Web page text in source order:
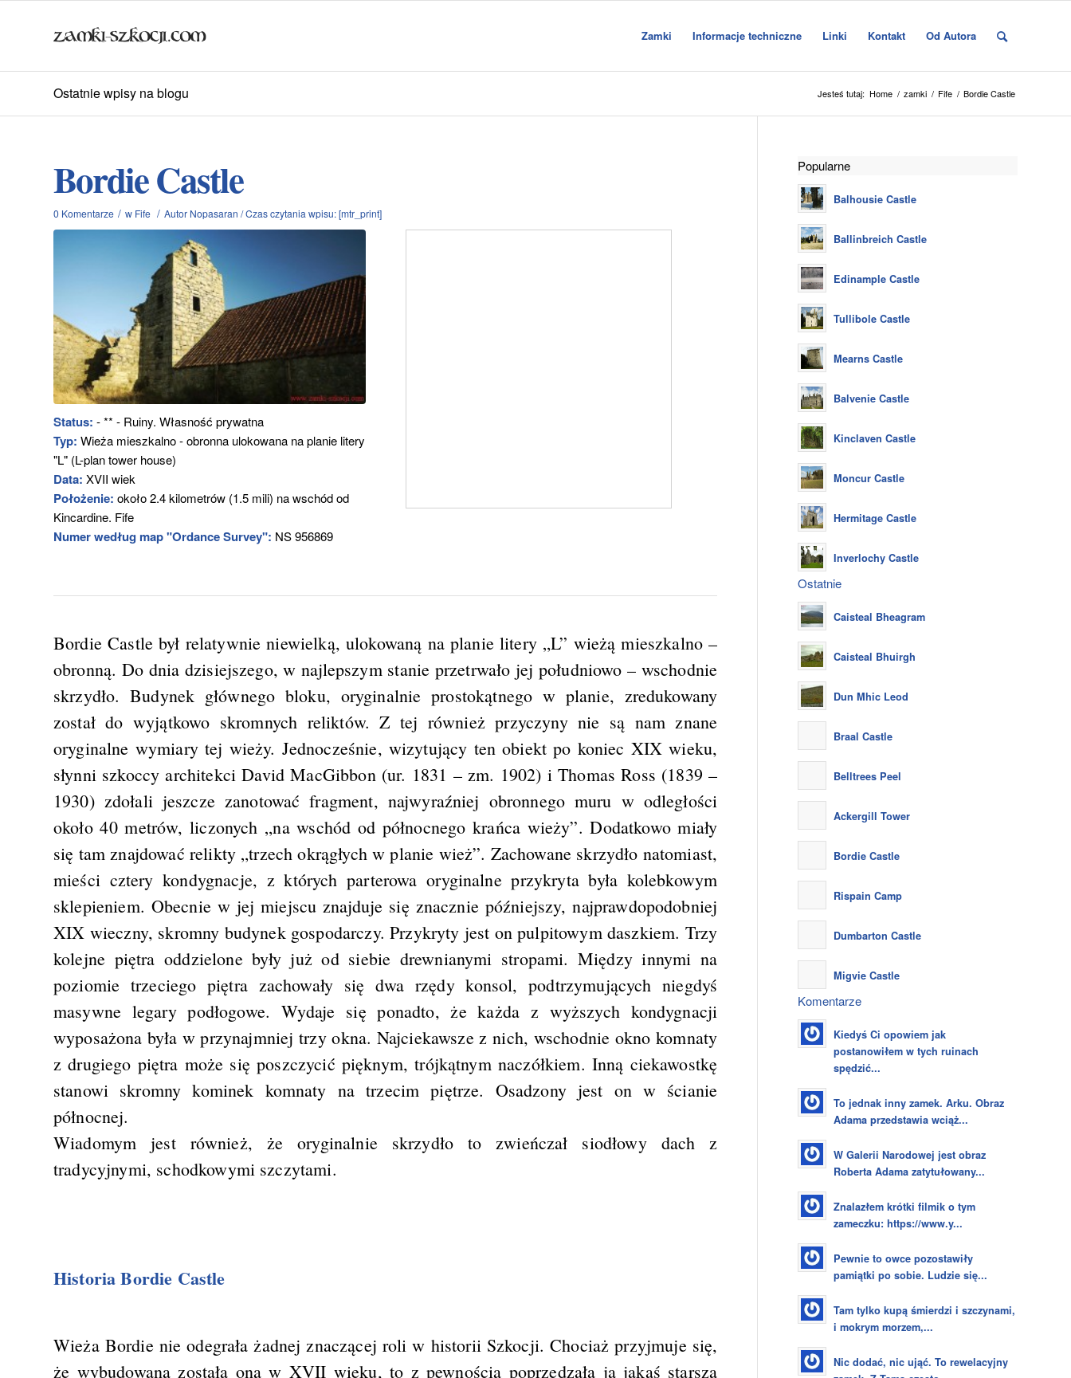
Zamki Informacje techniczne Linki Kontakt Od Autora
Ostatnie wpisy na blogu Jesteś tutaj: Home / zamki / Fife / Bordie Castle
Bordie Castle
0 Komentarze / w Fife / Autor Nopasaran /Czas czytania wpisu: [mtr_print]
Status: - ** - Ruiny. Własność prywatna
Typ: Wieża mieszkalno - obronna ulokowana na planie litery
"L" (L-plan tower house)
Data: XVII wiek
Położenie: około 2.4 kilometrów (1.5 mili) na wschód od
Kincardine. Fife
Numer według map "Ordance Survey": NS 956869
Bordie Castle był relatywnie niewielką, ulokowaną na planie litery „L” wieżą mieszkalno –
obronną. Do dnia dzisiejszego, w najlepszym stanie przetrwało jej południowo – wschodnie
skrzydło. Budynek głównego bloku, oryginalnie prostokątnego w planie, zredukowany
został do wyjątkowo skromnych reliktów. Z tej również przyczyny nie są nam znane
oryginalne wymiary tej wieży. Jednocześnie, wizytujący ten obiekt po koniec XIX wieku,
słynni szkoccy architekci David MacGibbon (ur. 1831 – zm. 1902) i Thomas Ross (1839 –
1930) zdołali jeszcze zanotować fragment, najwyraźniej obronnego muru w odległości
około 40 metrów, liczonych „na wschód od północnego krańca wieży”. Dodatkowo miały
się tam znajdować relikty „trzech okrągłych w planie wież”. Zachowane skrzydło natomiast,
mieści cztery kondygnacje, z których parterowa oryginalne przykryta była kolebkowym
sklepieniem. Obecnie w jej miejscu znajduje się znacznie późniejszy, najprawdopodobniej
XIX wieczny, skromny budynek gospodarczy. Przykryty jest on pulpitowym daszkiem. Trzy
kolejne piętra oddzielone były już od siebie drewnianymi stropami. Między innymi na
poziomie trzeciego piętra zachowały się dwa rzędy konsol, podtrzymujących niegdyś
masywne legary podłogowe. Wydaje się ponadto, że każda z wyższych kondygnacji
wyposażona była w przynajmniej trzy okna. Najciekawsze z nich, wschodnie okno komnaty
z drugiego piętra może się poszczycić pięknym, trójkątnym naczółkiem. Inną ciekawostkę
stanowi skromny kominek komnaty na trzecim piętrze. Osadzony jest on w ścianie
północnej.
Wiadomym jest również, że oryginalnie skrzydło to zwieńczał siodłowy dach z
tradycyjnymi, schodkowymi szczytami.
Historia Bordie Castle
Wieża Bordie nie odegrała żadnej znaczącej roli w historii Szkocji. Chociaż przyjmuje się,
że wybudowana została ona w XVII wieku, to z pewnością poprzedzała ją jakaś starsza
Popularne
Balhousie Castle
Ballinbreich Castle
Edinample Castle
Tullibole Castle
Mearns Castle
Balvenie Castle
Kinclaven Castle
Moncur Castle
Hermitage Castle
Inverlochy Castle
Ostatnie
Caisteal Bheagram
Caisteal Bhuirgh
Dun Mhic Leod
Braal Castle
Belltrees Peel
Ackergill Tower
Bordie Castle
Rispain Camp
Dumbarton Castle
Migvie Castle
Komentarze
Kiedyś Ci opowiem jak
postanowiłem w tych ruinach
spędzić...
To jednak inny zamek. Arku. Obraz
Adama przedstawia wciąż...
W Galerii Narodowej jest obraz
Roberta Adama zatytułowany...
Znalazłem krótki filmik o tym
zameczku: https://www.y...
Pewnie to owce pozostawiły
pamiątki po sobie. Ludzie się...
Tam tylko kupą śmierdzi i szczynami,
i mokrym morzem,...
Nic dodać, nic ująć. To rewelacyjny